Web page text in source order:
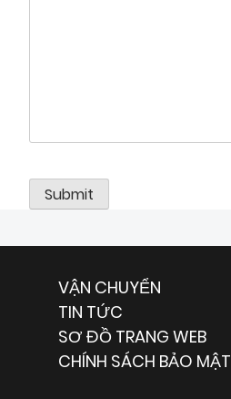
VẬN CHUYỂN
TIN TỨC
SƠ ĐỒ TRANG WEB
CHÍNH SÁCH BẢO MẬT